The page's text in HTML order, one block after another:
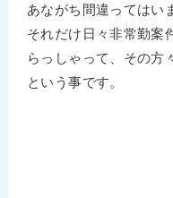
あながち間違ってはい
それだけ日々非常勤案
らっしゃって、その方
という事です。